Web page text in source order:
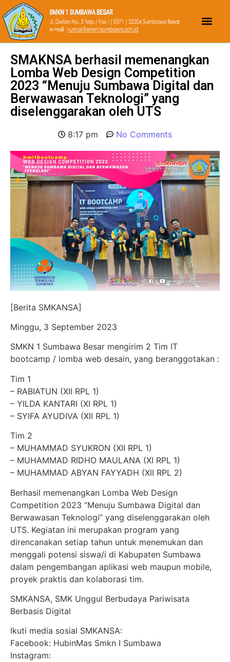
SMAKNSA berhasil memenangkan
Lomba Web Design Competition
2023 “Menuju Sumbawa Digital dan
Berwawasan Teknologi” yang
diselenggarakan oleh UTS
8:17 pm No Comments
[Berita SMKANSA]
Minggu, 3 September 2023
SMKN 1 Sumbawa Besar mengirim 2 Tim IT
bootcamp / lomba web desain, yang beranggotakan :
Tim 1
– RABIATUN (XII RPL 1)
– YILDA KANTARI (XI RPL 1)
– SYIFA AYUDIVA (XII RPL 1)
Tim 2
– MUHAMMAD SYUKRON (XII RPL 1)
– MUHAMMAD RIDHO MAULANA (XI RPL 1)
– MUHAMMAD ABYAN FAYYADH (XII RPL 2)
Berhasil memenangkan Lomba Web Design
Competition 2023 “Menuju Sumbawa Digital dan
Berwawasan Teknologi” yang diselenggarakan oleh
UTS. Kegiatan ini merupakan program yang
direncanakan setiap tahun untuk menemukan dan
menggali potensi siswa/i di Kabupaten Sumbawa
dalam pengembangan aplikasi web maupun mobile,
proyek praktis dan kolaborasi tim.
SMKANSA, SMK Unggul Berbudaya Pariwisata
Berbasis Digital
Ikuti media sosial SMKANSA:
Facebook: HubinMas Smkn I Sumbawa
Instagram: